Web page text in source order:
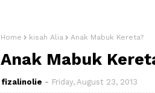
Home kisah Alia Anak Mabuk Kereta?
Anak Mabuk
fizalinolie Friday, August 23, 2013